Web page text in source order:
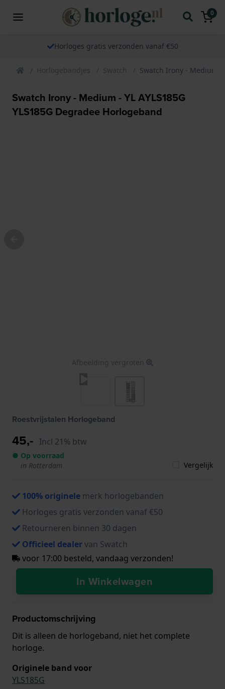
0
Horloges gratis verzonden vanaf €50
Horlogebandjes Swatch Swatch Irony - Medium -
Swatch Irony - Medium - YL AYLS185G
YLS185G Degradee Horlogeband
Afbeelding vergroten
Roestvrijstalen Horlogeband
45,- Incl 21% btw
● Op voorraad
in Rotterdam
Vergelijk
100% originele merk horlogebanden
Horloges gratis verzonden vanaf €50
Retourneren binnen 30 dagen
Officieel dealervan Swatch
voor 17:00 besteld, vandaag verzonden!
In Winkelwagen
Productomschrijving
Dit is alleen de horlogeband, niet het complete
horloge.
Originele band voor
YLS185G